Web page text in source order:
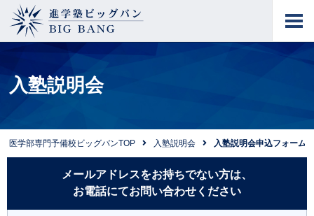
進学塾ビッグバン BIG BANG
医学部専門予備校ビッグバンTOP 入塾説明会 入塾説明会申込フォーム
入塾説明会
メールアドレスをお持ちでない方は、
お電話にてお問い合わせください